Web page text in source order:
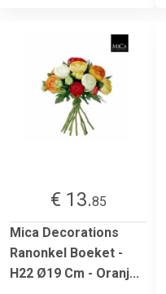
€ 13.85
Mica Decorations
Ranonkel Boeket -
H22 Ø19 Cm - Oranj...